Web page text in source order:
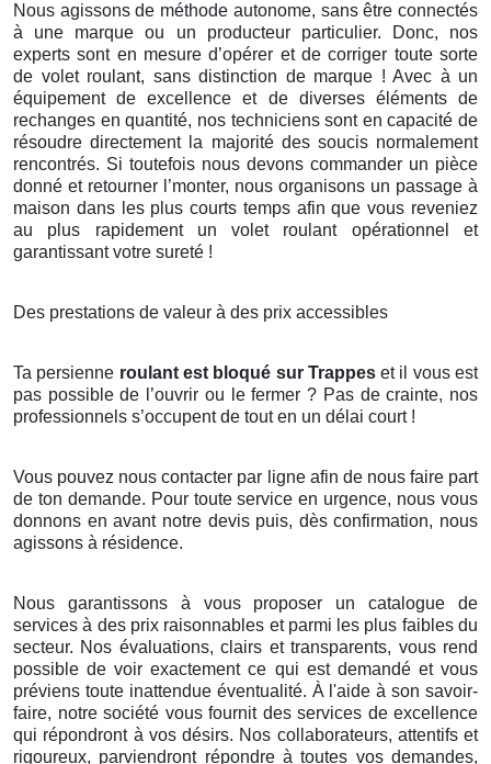
Nous agissons de méthode autonome, sans être connectés
à une marque ou un producteur particulier. Donc, nos
experts sont en mesure d’opérer et de corriger toute sorte
de volet roulant, sans distinction de marque ! Avec à un
équipement de excellence et de diverses éléments de
rechanges en quantité, nos techniciens sont en capacité de
résoudre directement la majorité des soucis normalement
rencontrés. Si toutefois nous devons commander un pièce
donné et retourner l’monter, nous organisons un passage à
maison dans les plus courts temps afin que vous reveniez
au plus rapidement un volet roulant opérationnel et
garantissant votre sureté !
Des prestations de valeur à des prix accessibles
Ta persienne roulant est bloqué sur Trappeset il vous est
pas possible de l’ouvrir ou le fermer ? Pas de crainte, nos
professionnels s’occupent de tout en un délai court !
Vous pouvez nous contacter par ligne afin de nous faire part
de ton demande. Pour toute service en urgence, nous vous
donnons en avant notre devis puis, dès confirmation, nous
agissons à résidence.
Nous garantissons à vous proposer un catalogue de
services à des prix raisonnables et parmi les plus faibles du
secteur. Nos évaluations, clairs et transparents, vous rend
possible de voir exactement ce qui est demandé et vous
préviens toute inattendue éventualité. À l'aide à son savoir-
faire, notre société vous fournit des services de excellence
qui répondront à vos désirs. Nos collaborateurs, attentifs et
rigoureux, parviendront répondre à toutes vos demandes,